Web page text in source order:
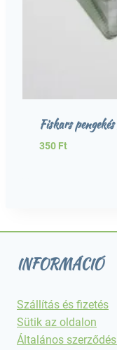
Fiskars
350 Ft
INFORMÁCIÓ
Szállítás és fizetés
Sütik az oldalon
Általános